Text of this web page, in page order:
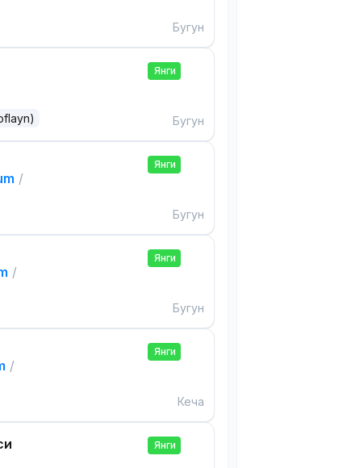
Бугун
Янги
Бугун
/
Янги
Бугун
/
Янги
Бугун
/
Янги
Кеча
Янги